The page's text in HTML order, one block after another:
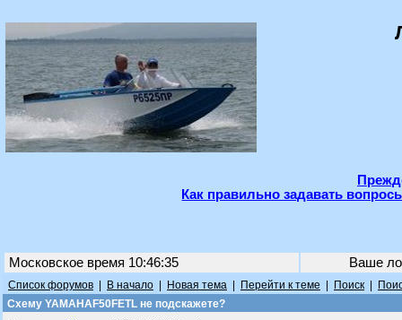
Как правильно задавать
Московское время 10:46:35 Ваше
Список форумов В начало Новая тема Перейти к теме Поиск
Схему YAMAHAF50FETL не подскажете?